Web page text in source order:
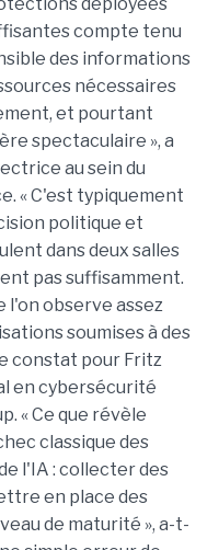
déployées
compte tenu
des informations
nécessaires
et pourtant
spectaculaire », a
au sein du
« C'est typiquement
politique et
dans deux salles
pas suffisamment.
l'on observe assez
soumises à des
constat pour Fritz
en cybersécurité
« Ce que révèle
classique des
l'IA : collecter des
en place des
de maturité », a-t-